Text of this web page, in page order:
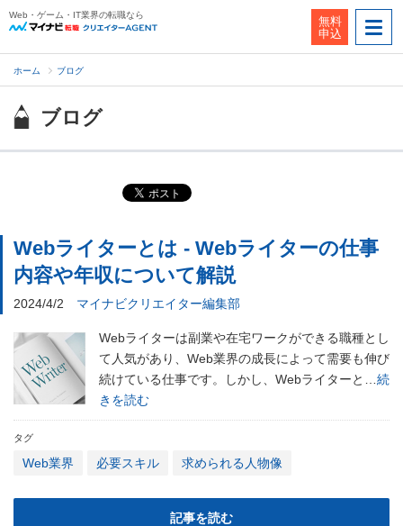
Web・ゲーム・IT業界の転職なら
無料
申込
ホーム ブログ
ブログ
Webライターとは - Webライターの仕事
内容や年収について解説
2024/4/2 マイナビクリエイター編集部
Webライターは副業や在宅ワークができる職種とし
て人気があり、Web業界の成長によって需要も伸び
続けている仕事です。しかし、Webライターと… 続
きを読む
タグ
Web業界 必要スキル 求められる人物像
記事を読む